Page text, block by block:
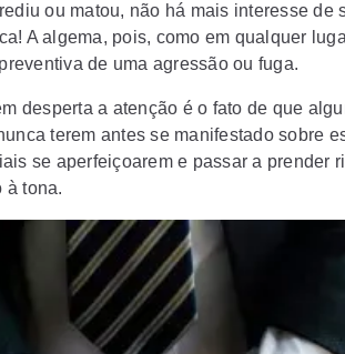
ou matou, não há mais interesse de
A algema, pois, como em qualquer
de uma agressão ou fuga.
desperta a atenção é o fato de que
terem antes se manifestado sobre
se aperfeiçoarem e passar a prender
à tona.